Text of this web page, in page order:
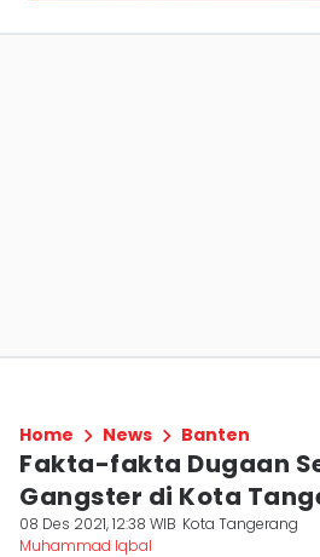
Home News Banten
Fakta-fakta Dugaan
Gangster di Kota
08 Des 2021, 12:38 WIB Kota Tangerang
Muhammad Iqbal